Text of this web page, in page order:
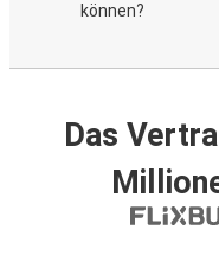
können?
Das